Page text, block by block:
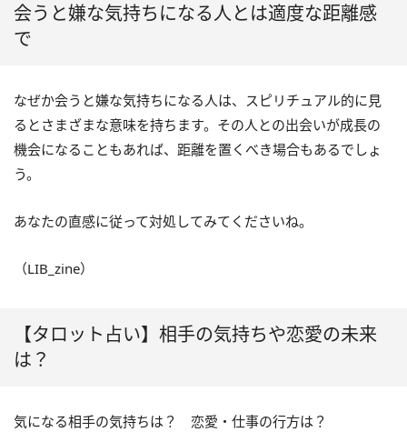
会うと嫌な気持ちになる人とは適度な距離感
で
なぜか会うと嫌な気持ちになる人は、スピリチュアル的に見
るとさまざまな意味を持ちます。その人との出会いが成長の
機会になることもあれば、距離を置くべき場合もあるでしょ
う。
あなたの直感に従って対処してみてくださいね。
（LIB_zine）
【タロット占い】相手の気持ちや恋愛の未来
は？
気になる相手の気持ちは？ 恋愛・仕事の行方は？